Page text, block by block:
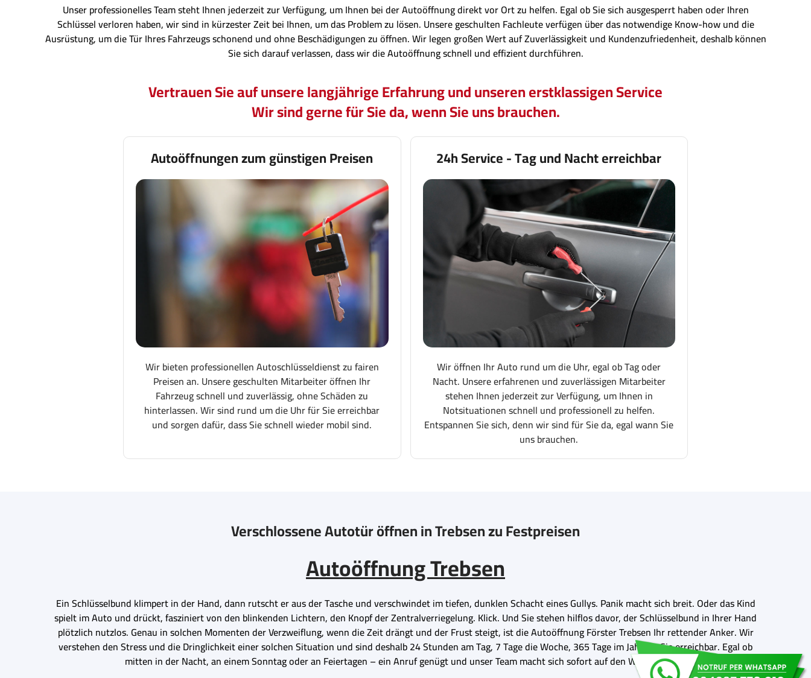
Unser professionelles Team steht Ihnen jederzeit zur Verfügung, um Ihnen bei der Autoöffnung direkt vor Ort zu helfen. Egal ob Sie sich ausgesperrt haben oder Ihren
Schlüssel verloren haben, wir sind in kürzester Zeit bei Ihnen, um das Problem zu lösen. Unsere geschulten Fachleute verfügen über das notwendige Know-how und die
Ausrüstung, um die Tür Ihres Fahrzeugs schonend und ohne Beschädigungen zu öffnen. Wir legen großen Wert auf Zuverlässigkeit und Kundenzufriedenheit, deshalb können
Sie sich darauf verlassen, dass wir die Autoöffnung schnell und effizient durchführen.
Vertrauen Sie auf unsere langjährige Erfahrung und unseren erstklassigen Service
Wir sind gerne für Sie da, wenn Sie uns brauchen.
Autoöffnungen zum günstigen Preisen
Wir bieten professionellen Autoschlüsseldienst zu fairen
Preisen an. Unsere geschulten Mitarbeiter öffnen Ihr
Fahrzeug schnell und zuverlässig, ohne Schäden zu
hinterlassen. Wir sind rund um die Uhr für Sie erreichbar
und sorgen dafür, dass Sie schnell wieder mobil sind.
24h Service - Tag und Nacht erreichbar
Wir öffnen Ihr Auto rund um die Uhr, egal ob Tag oder
Nacht. Unsere erfahrenen und zuverlässigen Mitarbeiter
stehen Ihnen jederzeit zur Verfügung, um Ihnen in
Notsituationen schnell und professionell zu helfen.
Entspannen Sie sich, denn wir sind für Sie da, egal wann Sie
uns brauchen.
Verschlossene Autotür öffnen in Trebsen zu Festpreisen
Autoöffnung Trebsen
Ein Schlüsselbund klimpert in der Hand, dann rutscht er aus der Tasche und verschwindet im tiefen, dunklen Schacht eines Gullys. Panik macht sich breit. Oder das Kind
spielt im Auto und drückt, fasziniert von den blinkenden Lichtern, den Knopf der Zentralverriegelung. Klick. Und Sie stehen hilflos davor, der Schlüsselbund in Ihrer Hand
plötzlich nutzlos. Genau in solchen Momenten der Verzweiflung, wenn die Zeit drängt und der Frust steigt, ist die Autoöffnung Förster Trebsen Ihr rettender Anker. Wir
verstehen den Stress und die Dringlichkeit einer solchen Situation und sind deshalb 24 Stunden am Tag, 7 Tage die Woche, 365 Tage im Jahr für Sie erreichbar. Egal ob
mitten in der Nacht, an einem Sonntag oder an Feiertagen – ein Anruf genügt und unser Team macht sich sofort auf den Weg zu Ihnen.